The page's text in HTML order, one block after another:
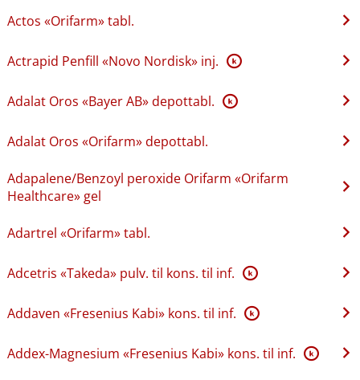
Actos «Orifarm» tabl.
Actrapid Penfill «Novo Nordisk» inj. K
Adalat Oros «Bayer AB» depottabl. K
Adalat Oros «Orifarm» depottabl.
Adapalene​/​Benzoyl peroxide Orifarm «Orifarm
Healthcare» gel
Adartrel «Orifarm» tabl.
Adcetris «Takeda» pulv. til kons. til inf. K
Addaven «Fresenius Kabi» kons. til inf. K
Addex-Magnesium «Fresenius Kabi» kons. til inf. K